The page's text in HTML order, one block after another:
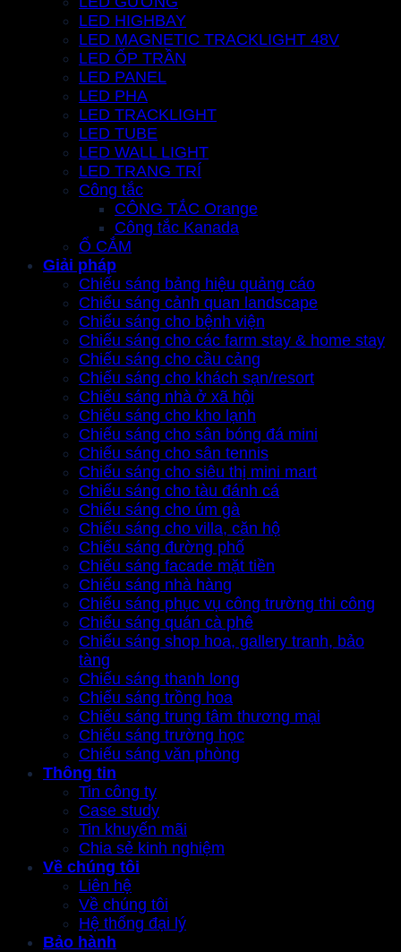
LED HIGHBAY
LED MAGNETIC TRACKLIGHT 48V
LED ỐP TRẦN
LED PANEL
LED PHA
LED TRACKLIGHT
LED TUBE
LED WALL LIGHT
LED TRANG TRÍ
Công tắc
CÔNG TẮC Orange
Công tắc Kanada
Ổ CẮM
Giải pháp
Chiếu sáng bảng hiệu quảng cáo
Chiếu sáng cảnh quan landscape
Chiếu sáng cho bệnh viện
Chiếu sáng cho các farm stay & home stay
Chiếu sáng cho cầu cảng
Chiếu sáng cho khách sạn/resort
Chiếu sáng nhà ở xã hội
Chiếu sáng cho kho lạnh
Chiếu sáng cho sân bóng đá mini
Chiếu sáng cho sân tennis
Chiếu sáng cho siêu thị mini mart
Chiếu sáng cho tàu đánh cá
Chiếu sáng cho úm gà
Chiếu sáng cho villa, căn hộ
Chiếu sáng đường phố
Chiếu sáng facade mặt tiền
Chiếu sáng nhà hàng
Chiếu sáng phục vụ công trường thi công
Chiếu sáng quán cà phê
Chiếu sáng shop hoa, gallery tranh, bảo
tàng
Chiếu sáng thanh long
Chiếu sáng trồng hoa
Chiếu sáng trung tâm thương mại
Chiếu sáng trường học
Chiếu sáng văn phòng
Thông tin
Tin công ty
Case study
Tin khuyến mãi
Chia sẻ kinh nghiệm
Về chúng tôi
Liên hệ
Về chúng tôi
Hệ thống đại lý
Bảo hành